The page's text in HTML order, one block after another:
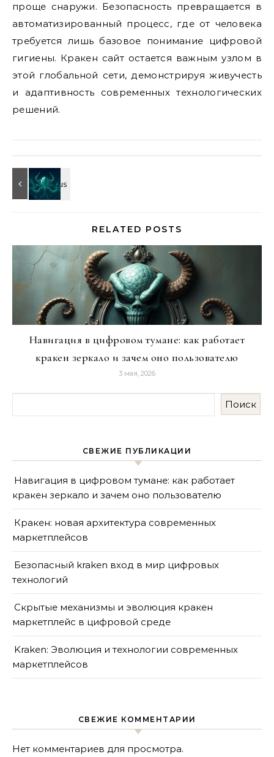
проще снаружи. Безопасность превращается в
автоматизированный процесс, где от человека
требуется лишь базовое понимание цифровой
гигиены. Кракен сайт остается важным узлом в
этой глобальной сети, демонстрируя живучесть
и адаптивность современных технологических
решений.
RELATED POSTS
Навигация в цифровом тумане: как работает
кракен зеркало и зачем оно пользователю
3 мая, 2026
Поиск
СВЕЖИЕ ПУБЛИКАЦИИ
Навигация в цифровом тумане: как работает
кракен зеркало и зачем оно пользователю
Кракен: новая архитектура современных
маркетплейсов
Безопасный kraken вход в мир цифровых
технологий
Скрытые механизмы и эволюция кракен
маркетплейс в цифровой среде
Kraken: Эволюция и технологии современных
маркетплейсов
СВЕЖИЕ КОММЕНТАРИИ
Нет комментариев для просмотра.